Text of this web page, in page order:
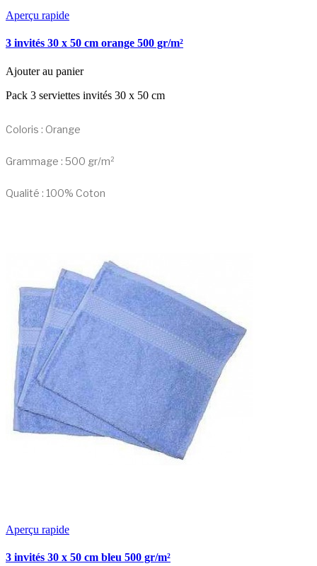
Aperçu rapide
3 invités 30 x 50 cm orange 500 gr/m²
Ajouter au panier
Pack 3 serviettes invités 30 x 50 cm
Coloris : Orange
Grammage : 500 gr/m²
Qualité : 100% Coton
Aperçu rapide
3 invités 30 x 50 cm bleu 500 gr/m²